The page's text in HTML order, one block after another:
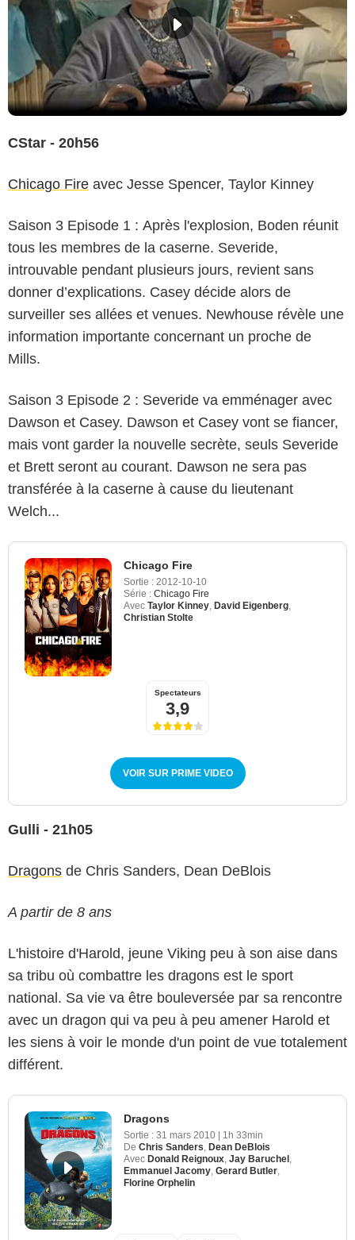
CStar - 20h56
Chicago Fire avec Jesse Spencer, Taylor Kinney
Saison 3 Episode 1 : Après l'explosion, Boden réunit
tous les membres de la caserne. Severide,
introuvable pendant plusieurs jours, revient sans
donner d’explications. Casey décide alors de
surveiller ses allées et venues. Newhouse révèle une
information importante concernant un proche de
Mills.
Saison 3 Episode 2 : Severide va emménager avec
Dawson et Casey. Dawson et Casey vont se fiancer,
mais vont garder la nouvelle secrète, seuls Severide
et Brett seront au courant. Dawson ne sera pas
transférée à la caserne à cause du lieutenant
Welch...
Chicago Fire
Sortie : 2012-10-10
Série : Chicago Fire
Avec Taylor Kinney David Eigenberg
Christian Stolte
Spectateurs
3,9
VOIR SUR PRIME VIDEO
Gulli - 21h05
Dragons de Chris Sanders, Dean DeBlois
A partir de 8 ans
L'histoire d'Harold, jeune Viking peu à son aise dans
sa tribu où combattre les dragons est le sport
national. Sa vie va être bouleversée par sa rencontre
avec un dragon qui va peu à peu amener Harold et
les siens à voir le monde d'un point de vue totalement
différent.
Dragons
Sortie : 31 mars 2010 | 1h 33min
De Chris Sanders Dean DeBlois
Avec Donald Reignoux Jay Baruchel
Emmanuel Jacomy Gerard Butler
Florine Orphelin